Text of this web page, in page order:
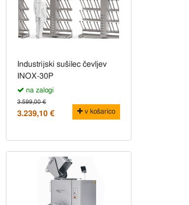
Industrijski sušilec čevljev
INOX-30P
na zalogi
3.599,00 €
3.239,10 € v košarico